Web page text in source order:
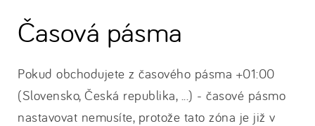
Časová pásma
Pokud obchodujete z časového pásma +01:00
(Slovensko, Česká republika, ...) - časové pásmo
nastavovat nemusíte, protože tato zóna je již v